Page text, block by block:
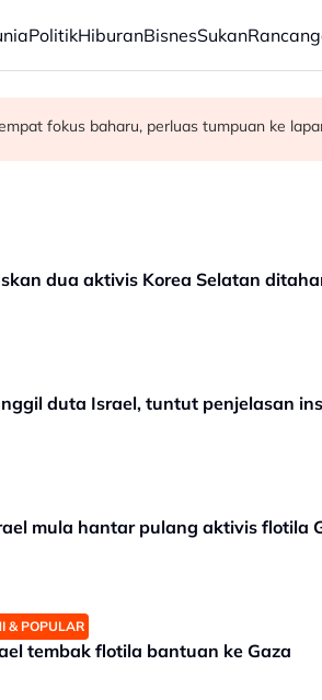
PolitikHiburanBisnesSukan
sepanjang hari ini
buka potensi besar pacu transformasi
fokus baharu, perluas tumpuan ke
dua aktivis Korea Selatan
duta Israel, tuntut penjelasan
mula hantar pulang aktivis flotila
& POPULAR
tembak flotila bantuan ke Gaza